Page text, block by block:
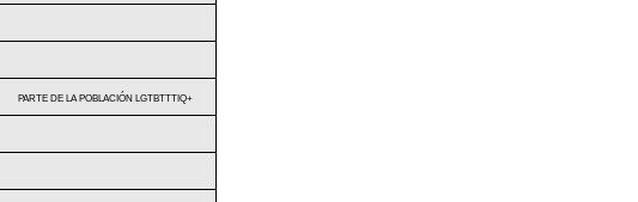
PARTE DE LA POBLACIÓN LGTBTTTIQ+